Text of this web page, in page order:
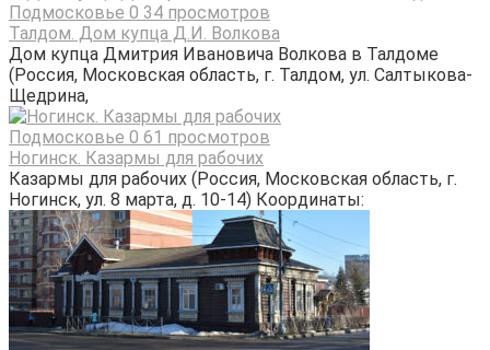
Подмосковье 0 34 просмотров
Талдом. Дом купца Д.И. Волкова
Дом купца Дмитрия Ивановича Волкова в Талдоме
(Россия, Московская область, г. Талдом, ул. Салтыкова-
Щедрина,
Подмосковье 0 61 просмотров
Ногинск. Казармы для рабочих
Казармы для рабочих (Россия, Московская область, г.
Ногинск, ул. 8 марта, д. 10-14) Координаты: